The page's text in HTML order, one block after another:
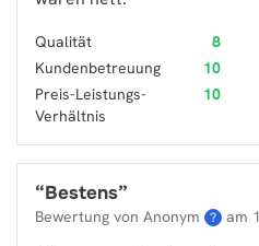
Qualität
8
Kundenbetreuung
10
Preis-Leistungs-
Verhältnis
10
“Bestens”
Bewertung von Anonym ? am